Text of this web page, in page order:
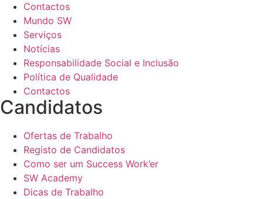
Contactos
Mundo SW
Serviços
Notícias
Responsabilidade Social e Inclusão
Política de Qualidade
Contactos
Candidatos
Ofertas de Trabalho
Registo de Candidatos
Como ser um Success Work’er
SW Academy
Dicas de Trabalho